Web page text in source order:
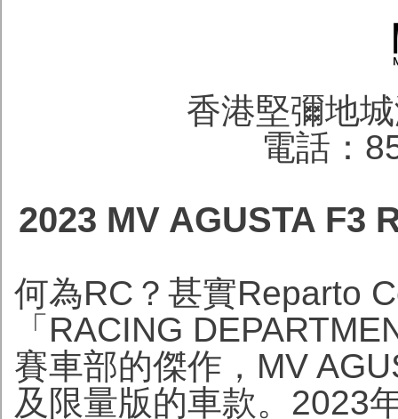
香港堅彌地
電話：
2023 MV AGUSTA F3
何為RC？甚實Reparto
「RACING
賽車部的傑作，MV
及限量版的車款。2023